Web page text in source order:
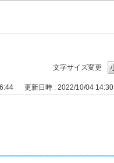
文字サイズ変更
更新日時 : 2022/10/04 14:30